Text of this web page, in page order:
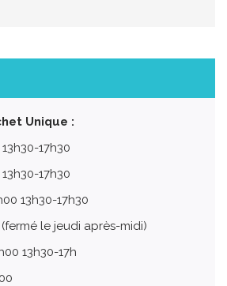
Unique :
17h30
17h30
13h30-17h30
le jeudi après-midi)
13h30-17h